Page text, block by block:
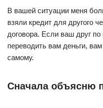
В вашей ситуации меня
взяли кредит для другого
договора. Если ваш друг
переводить вам деньги,
самому.
Сначала объясню